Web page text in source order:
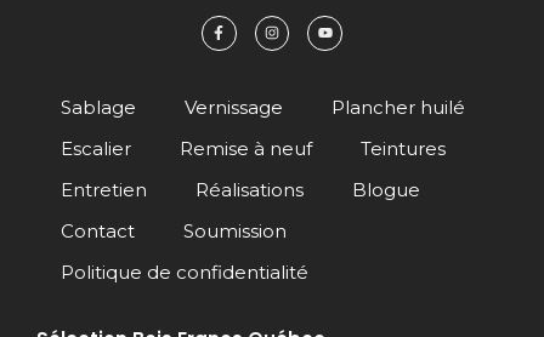
Sablage Vernissage
Plancher huilé
Escalier
Remise à neuf
Teintures
Entretien
Réalisations
Blogue
Contact
Soumission
Politique de confidentialité